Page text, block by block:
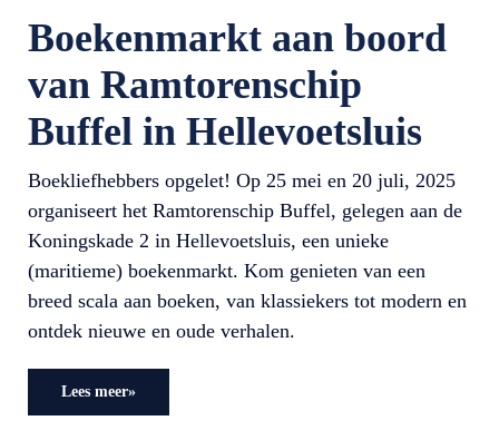
Boekenmarkt aan boord
van Ramtorenschip
Buffel in Hellevoetsluis
Boekliefhebbers opgelet! Op 25 mei en 20 juli, 2025
organiseert het Ramtorenschip Buffel, gelegen aan de
Koningskade 2 in Hellevoetsluis, een unieke
(maritieme) boekenmarkt. Kom genieten van een
breed scala aan boeken, van klassiekers tot modern en
ontdek nieuwe en oude verhalen.
Lees meer»